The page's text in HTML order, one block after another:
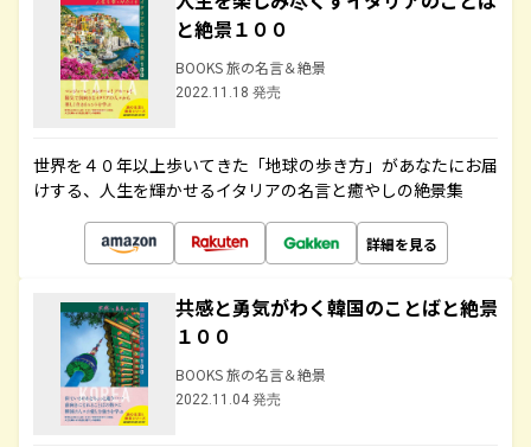
と絶景１００
BOOKS 旅の名言＆絶景
2022.11.18 発売
世界を４０年以上歩いてきた「地球の歩き方」があなたにお届
けする、人生を輝かせるイタリアの名言と癒やしの絶景集
詳細を見る
共感と勇気がわく韓国のことばと絶景
１００
BOOKS 旅の名言＆絶景
2022.11.04 発売